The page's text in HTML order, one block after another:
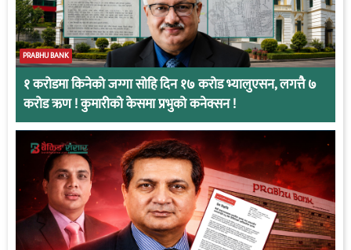
PRABHU BANK
१ करोडमा किनेको जग्गा सोहि दिन १७ करोड भ्यालुएसन, लगत्तै ७
करोड ऋण ! कुमारीको केसमा प्रभुको कनेक्सन !